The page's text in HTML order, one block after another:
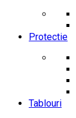
Protectie
Tablouri